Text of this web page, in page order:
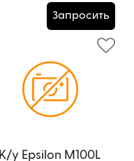
Запросить
К/у Epsilon M100L